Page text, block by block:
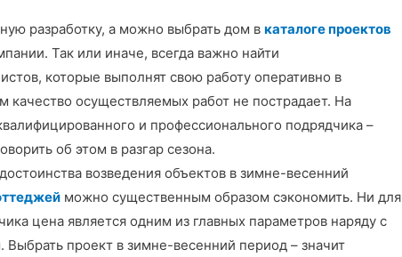
разработку, а можно выбрать дом вкаталоге проектов
Так или иначе, всегда важно найти
которые выполнят свою работу оперативно в
качество осуществляемых работ не пострадает. На
и профессионального подрядчика –
об этом в разгар сезона.
возведения объектов в зимне-весенний
можно существенным образом сэкономить. Ни для
цена является одним из главных параметров наряду с
Выбрать проект в зимне-весенний период – значит